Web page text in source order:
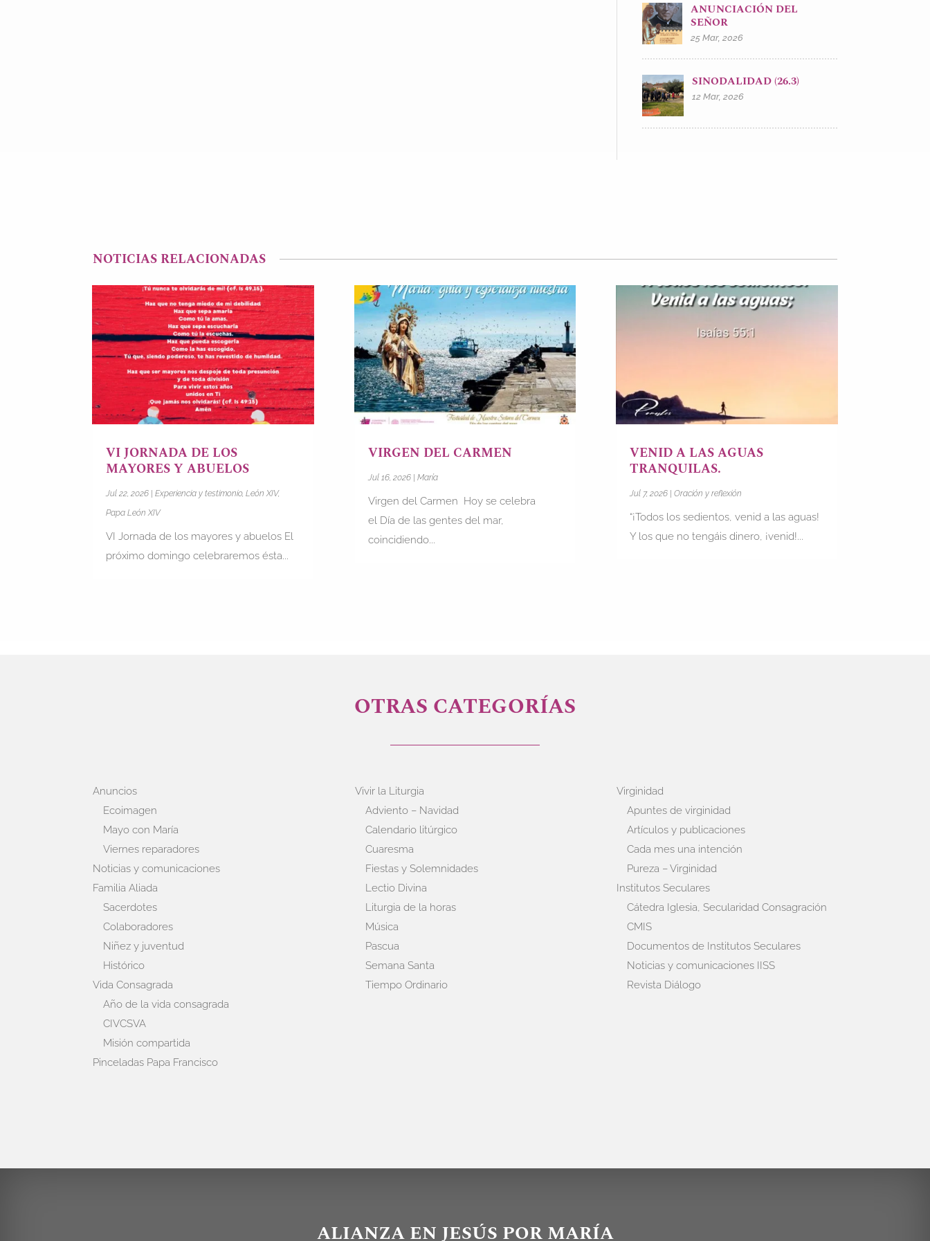
ANUNCIACIÓN DEL
SEÑOR
25 Mar, 2026
SINODALIDAD (26.3)
12 Mar, 2026
NOTICIAS RELACIONADAS
VI JORNADA DE LOS
MAYORES Y ABUELOS
Jul 22, 2026 |Experiencia y testimonio,León XIV,
Papa León XIV
VI Jornada de los mayores y abuelos El
próximo domingo celebraremos ésta...
VIRGEN DEL CARMEN
Jul 16, 2026| María
Virgen del Carmen Hoy se celebra
el Día de las gentes del mar,
coincidiendo...
VENID A LAS AGUAS
TRANQUILAS.
Jul 7, 2026| Oración y reflexión
“¡Todos los sedientos, venid a las aguas!
Y los que no tengáis dinero, ¡venid!...
OTRAS CATEGORÍAS
Anuncios
Ecoimagen
Mayo con María
Viernes reparadores
Noticias y comunicaciones
Familia Aliada
Sacerdotes
Colaboradores
Niñez y juventud
Histórico
Vida Consagrada
Año de la vida consagrada
CIVCSVA
Misión compartida
Pinceladas Papa Francisco
Vivir la Liturgia
Adviento – Navidad
Calendario litúrgico
Cuaresma
Fiestas y Solemnidades
Lectio Divina
Liturgia de la horas
Música
Pascua
Semana Santa
Tiempo Ordinario
Virginidad
Apuntes de virginidad
Artículos y publicaciones
Cada mes una intención
Pureza – Virginidad
Institutos Seculares
Cátedra Iglesia, Secularidad Consagración
CMIS
Documentos de Institutos Seculares
Noticias y comunicaciones IISS
Revista Diálogo
ALIANZA EN JESÚS POR MARÍA